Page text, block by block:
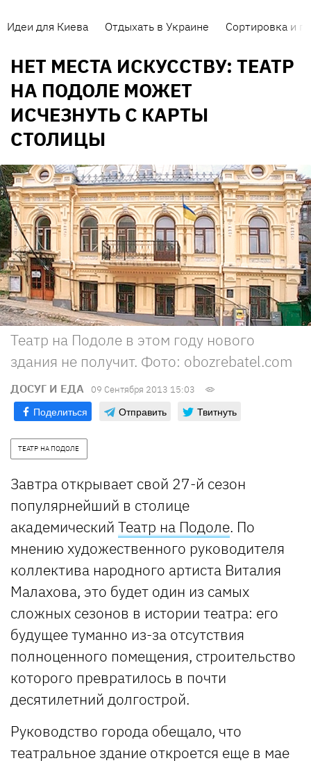
Идеи для Киева Отдыхать в Украине Сортировка и
НЕТ МЕСТА ИСКУССТВУ: ТЕАТР
НА ПОДОЛЕ МОЖЕТ
ИСЧЕЗНУТЬ С КАРТЫ
СТОЛИЦЫ
Театр на Подоле в этом году нового
здания не получит. Фото: obozrebatel.com
ДОСУГ И ЕДА 09 Сентября 2013 15:03
Поделиться Отправить Твитнуть
ТЕАТР НА ПОДОЛЕ
Завтра открывает свой 27-й сезон
популярнейший в столице
академический Театр на Подоле. По
мнению художественного руководителя
коллектива народного артиста Виталия
Малахова, это будет один из самых
сложных сезонов в истории театра: его
будущее туманно из-за отсутствия
полноценного помещения, строительство
которого превратилось в почти
десятилетний долгострой.
Руководство города обещало, что
театральное здание откроется еще в мае